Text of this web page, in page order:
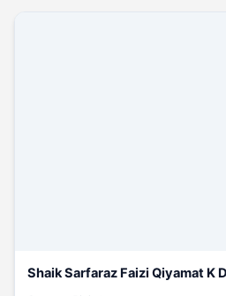
Shaik Sarfaraz Faizi Qiyamat K